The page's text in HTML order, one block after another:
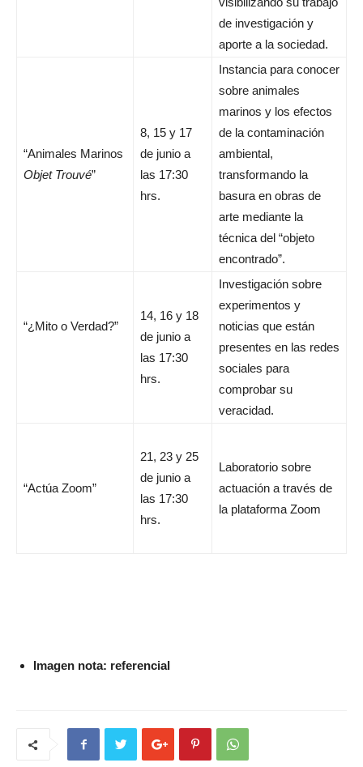
de investigación y
aporte a la sociedad.
“Animales Marinos
Objet Trouvé”
8, 15 y 17
de junio a
las 17:30
hrs.
Instancia para conocer
sobre animales
marinos y los efectos
de la contaminación
ambiental,
transformando la
basura en obras de
arte mediante la
técnica del “objeto
encontrado”.
“¿Mito o Verdad?”
14, 16 y 18
de junio a
las 17:30
hrs.
Investigación sobre
experimentos y
noticias que están
presentes en las redes
sociales para
comprobar su
veracidad.
“Actúa Zoom”
21, 23 y 25
de junio a
las 17:30
hrs.
Laboratorio sobre
actuación a través de
la plataforma Zoom
Imagen nota: referencial